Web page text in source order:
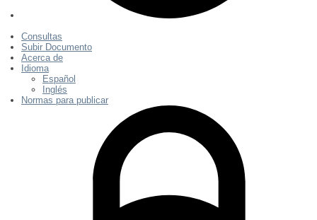
Consultas
Subir Documento
Acerca de
Idioma
Español
Inglés
Normas para publicar